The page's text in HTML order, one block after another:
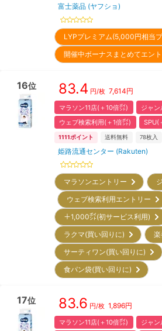
富士薬品 (ヤフショ)
LYPプレミアム(5,000円相当
開催中ボーナスまとめてエン
16位 83.4 円/枚 7,614円
マラソン11店(＋10倍㌽)
ジャ
ウェブ検索利用(＋1倍㌽)
SPU(
1111ポイント 送料無料 78枚入
姫路流通センター (Rakuten)
マラソンエントリー
ウェブ検索利用エントリー
＋1,000㌽(初サービス利用)
ラクマ(買い回りに)
サーティワン(買い回りに)
食パン袋(買い回りに)
17位 83.6 円/枚 1,896円
マラソン11店(＋10倍㌽)
ジャ